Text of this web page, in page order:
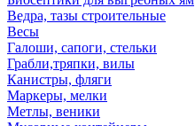
Ведра, тазы строительные
Весы
Галоши, сапоги, стельки
Грабли,тряпки, вилы
Канистры, фляги
Маркеры, мелки
Метлы, веники